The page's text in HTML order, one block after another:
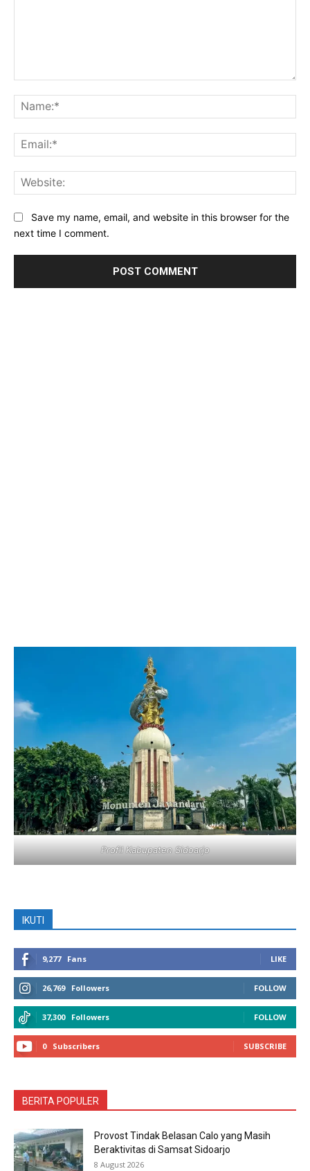
Save my name, email, and website in this browser for the
next time I comment.
Profil Kabupaten Sidoarjo
IKUTI
9,277 Fans LIKE
26,769 Followers FOLLOW
37,300 Followers FOLLOW
0 Subscribers SUBSCRIBE
BERITA POPULER
Provost Tindak Belasan Calo yang Masih
Beraktivitas di Samsat Sidoarjo
8 August 2026